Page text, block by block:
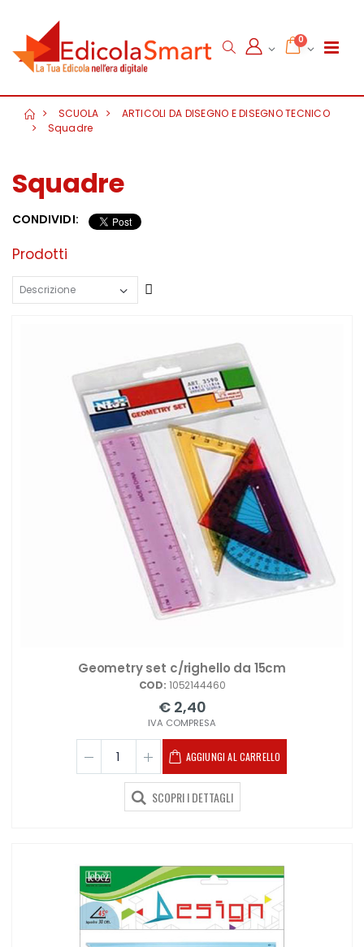
0
SCUOLA
ARTICOLI DA DISEGNO E DISEGNO TECNICO
Squadre
Squadre
CONDIVIDI:
Prodotti
Geometry set c/righello da 15cm
COD: 1052144460
€ 2,40
IVA COMPRESA
AGGIUNGI AL CARRELLO
SCOPRI I DETTAGLI